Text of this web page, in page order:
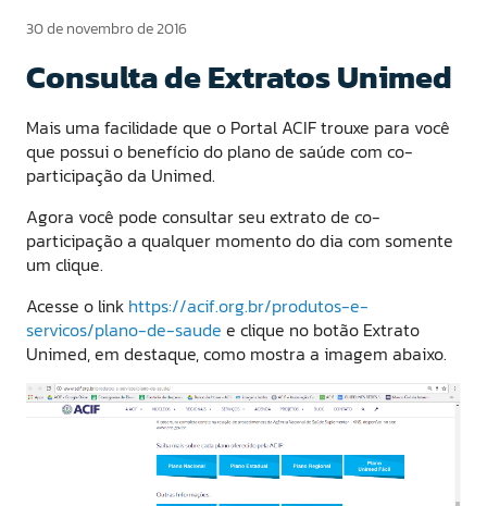
30 de novembro de 2016
Consulta de Extratos Unimed
Mais uma facilidade que o Portal ACIF trouxe para você
que possui o benefício do plano de saúde com co-
participação da Unimed.
Agora você pode consultar seu extrato de co-
participação a qualquer momento do dia com somente
um clique.
Acesse o link https://acif.org.br/produtos-e-
servicos/plano-de-saude e clique no botão Extrato
Unimed, em destaque, como mostra a imagem abaixo.